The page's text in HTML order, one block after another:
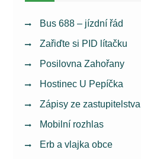
Bus 688 – jízdní řád
Zařiďte si PID lítačku
Posilovna Zahořany
Hostinec U Pepíčka
Zápisy ze zastupitelstva
Mobilní rozhlas
Erb a vlajka obce